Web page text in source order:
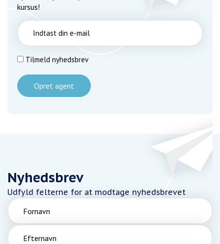
kursus!
Tilmeld nyhedsbrev
Opret agent
Nyhedsbrev
Udfyld felterne for at modtage nyhedsbrevet
Fornavn
Efternavn
Email